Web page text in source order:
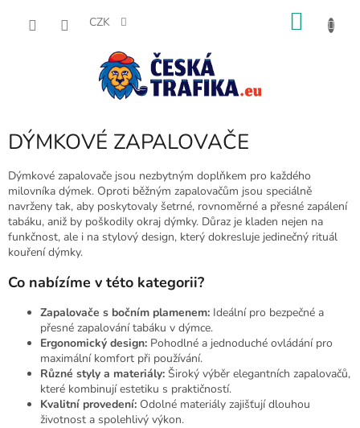
CZK
DÝMKOVÉ ZAPALOVAČE
Dýmkové zapalovače jsou nezbytným doplňkem pro každého
milovníka dýmek. Oproti běžným zapalovačům jsou speciálně
navrženy tak, aby poskytovaly šetrné, rovnoměrné a přesné zapálení
tabáku, aniž by poškodily okraj dýmky. Důraz je kladen nejen na
funkčnost, ale i na stylový design, který dokresluje jedinečný rituál
kouření dýmky.
Co nabízíme v této kategorii?
Zapalovače s bočním plamenem: Ideální pro bezpečné a
přesné zapalování tabáku v dýmce.
Ergonomický design: Pohodlné a jednoduché ovládání pro
maximální komfort při používání.
Různé styly a materiály: Široký výběr elegantních zapalovačů,
které kombinují estetiku s praktičností.
Kvalitní provedení: Odolné materiály zajišťují dlouhou
životnost a spolehlivý výkon.